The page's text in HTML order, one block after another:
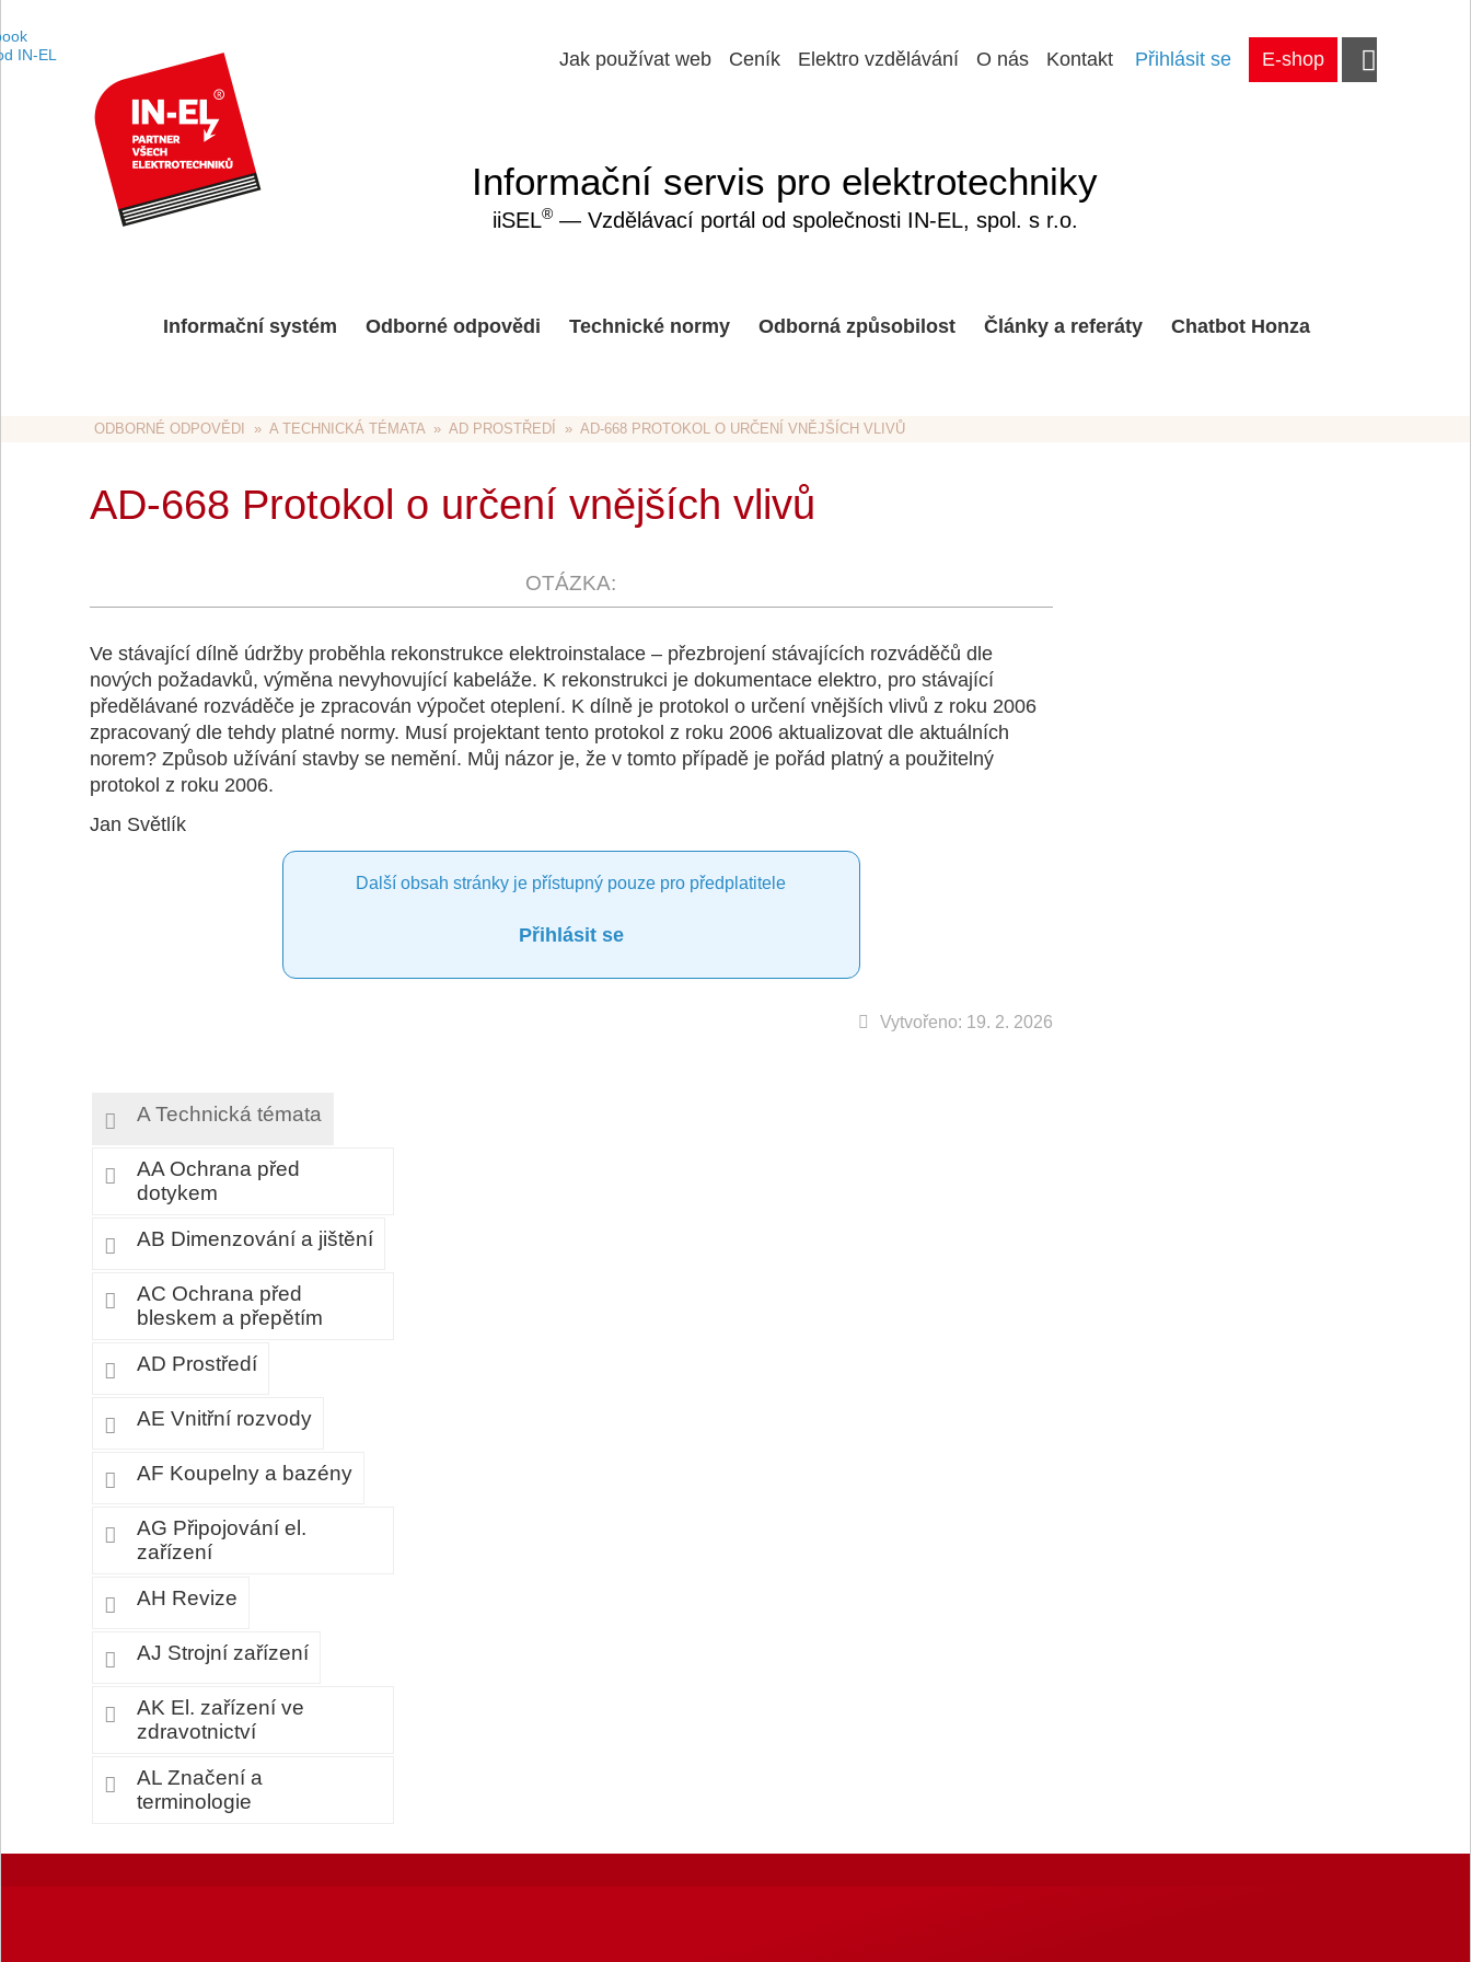
Přihlásit se E-shop
Jak používat web Ceník Elektro vzdělávání O nás Kontakt
Informační servis pro elektrotechniky
iiSEL®— Vzdělávací portál od společnosti IN-EL, spol. s r.o.
Informační systém Odborné odpovědi Technické normy Odborná způsobilost Články a referáty Chatbot Honza
ODBORNÉ ODPOVĚDI
  »
A TECHNICKÁ TÉMATA
  »
AD PROSTŘEDÍ
  »  AD-668 PROTOKOL O URČENÍ VNĚJŠÍCH VLIVŮ
AD-668 Protokol o určení vnějších vlivů
Ve stávající dílně údržby proběhla rekonstrukce elektroinstalace – přezbrojení stávajících rozváděčů dle
nových požadavků, výměna nevyhovující kabeláže. K rekonstrukci je dokumentace elektro, pro stávající
předělávané rozváděče je zpracován výpočet oteplení. K dílně je protokol o určení vnějších vlivů z roku 2006
zpracovaný dle tehdy platné normy. Musí projektant tento protokol z roku 2006 aktualizovat dle aktuálních
norem? Způsob užívání stavby se nemění. Můj názor je, že v tomto případě je pořád platný a použitelný
protokol z roku 2006.
Jan Světlík
Další obsah stránky je přístupný pouze pro předplatitele
Přihlásit se
Vytvořeno: 19. 2. 2026
A Technická témata
AA Ochrana před
dotykem
AB Dimenzování a jištění
AC Ochrana před
bleskem a přepětím
AD Prostředí
AE Vnitřní rozvody
AF Koupelny a bazény
AG Připojování el.
zařízení
AH Revize
AJ Strojní zařízení
AK El. zařízení ve
zdravotnictví
AL Značení a
terminologie